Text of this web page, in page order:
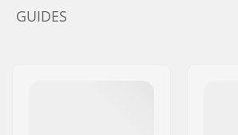
GUIDES